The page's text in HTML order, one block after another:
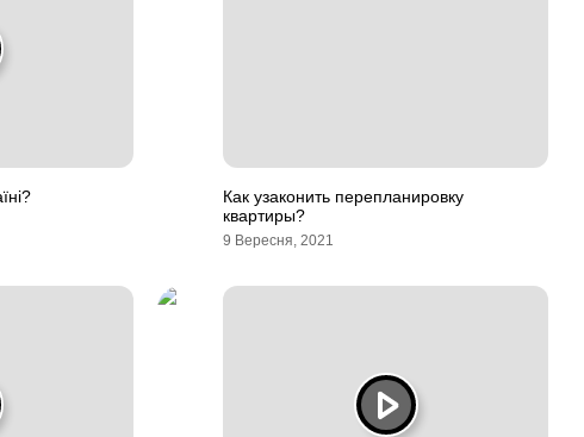
Как узаконить перепланировку
квартиры?
9 Вересня, 2021